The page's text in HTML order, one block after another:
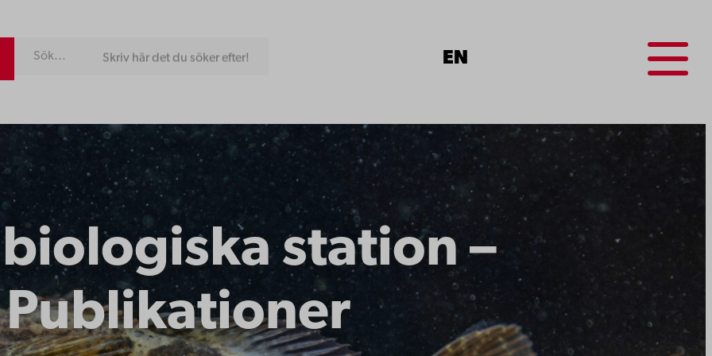
Skriv här det du söker efter! EN
Menu
station –
Publikationer